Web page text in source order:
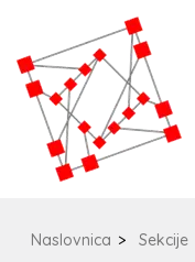
Naslovnica > Sekcije